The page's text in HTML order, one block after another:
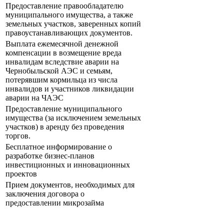
Предоставление правообладателю
муниципального имущества, а также
земельных участков, заверенных копий
правоустанавливающих документов.
Выплата ежемесячной денежной
компенсации в возмещение вреда
инвалидам вследствие аварии на
Чернобыльской АЭС и семьям,
потерявшим кормильца из числа
инвалидов и участников ликвидации
аварии на ЧАЭС
Предоставление муниципального
имущества (за исключением земельных
участков) в аренду без проведения
торгов.
Бесплатное информирование о
разработке бизнес-планов
инвестиционных и инновационных
проектов
Прием документов, необходимых для
заключения договора о
предоставлении микрозайма